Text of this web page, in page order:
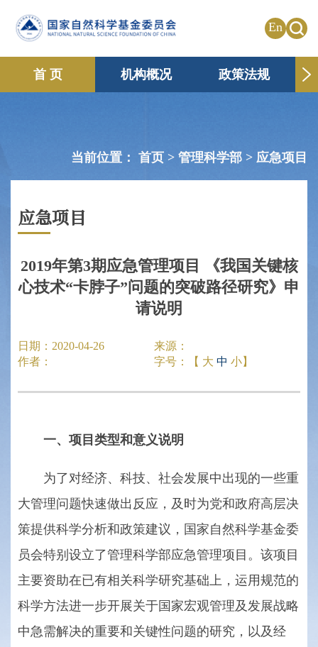
En
首 页 机构概况 政策法规
当前位置： 首页 > 管理科学部 > 应急项目
应急项目
2019年第3期应急管理项目 《我国关键核
心技术“卡脖子”问题的突破路径研究》申
请说明
日期： 2020-04-26
来源：
作者：
字号：【 大 中 小】
一、项目类型和意义说明
为了对经济、科技、社会发展中出现的一些重
大管理问题快速做出反应，及时为党和政府高层决
策提供科学分析和政策建议，国家自然科学基金委
员会特别设立了管理科学部应急管理项目。该项目
主要资助在已有相关科学研究基础上，运用规范的
科学方法进一步开展关于国家宏观管理及发展战略
中急需解决的重要和关键性问题的研究，以及经